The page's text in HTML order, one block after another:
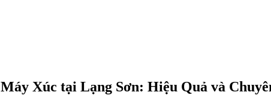
Xúc tại Lạng Sơn: Hiệu Quả và